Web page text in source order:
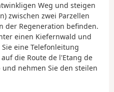
Weg und steigen
zwischen zwei Parzellen
der Regeneration befinden.
einen Kiefernwald und
eine Telefonleitung
die Route de l'Etang de
nehmen Sie den steilen